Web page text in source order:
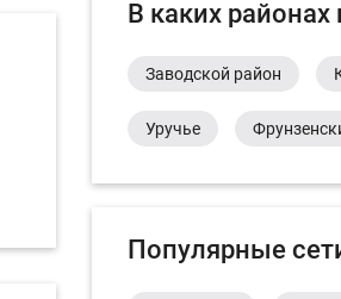
В каких районах
Заводской район
Уручье
Популярные